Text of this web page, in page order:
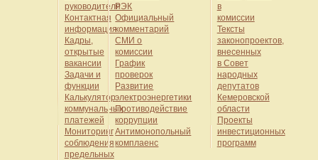
руководителя
Контактная
информация
Кадры,
открытые
вакансии
Задачи и
функции
Калькулятор
коммунальных
платежей
Мониторинг
соблюдения
предельных
РЭК
Официальный
комментарий
СМИ о
комиссии
График
проверок
Развитие
электроэнергетики
Противодействие
коррупции
Антимонопольный
комплаенс
в
комиссии
Тексты
законопроектов,
внесенных
в Совет
народных
депутатов
Кемеровской
области
Проекты
инвестиционных
программ